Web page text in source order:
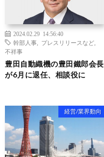
2024.02.29 14:56:40
幹部人事
プレスリリースなど
不祥事
豊田自動織機の豊田鐵郎会長
が6月に退任、相談役に
経営/業界動向